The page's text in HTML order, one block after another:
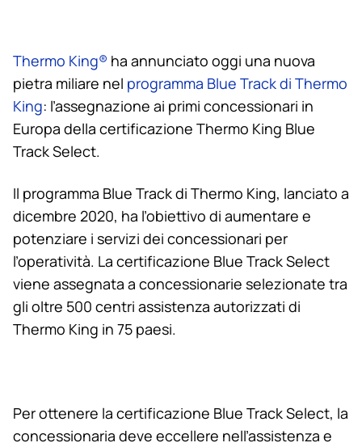
Thermo King® ha annunciato oggi una nuova
pietra miliare nel programma Blue Track di Thermo
King: l’assegnazione ai primi concessionari in
Europa della certificazione Thermo King Blue
Track Select.
Il programma Blue Track di Thermo King, lanciato a
dicembre 2020, ha l’obiettivo di aumentare e
potenziare i servizi dei concessionari per
l’operatività. La certificazione Blue Track Select
viene assegnata a concessionarie selezionate tra
gli oltre 500 centri assistenza autorizzati di
Thermo King in 75 paesi.
Per ottenere la certificazione Blue Track Select, la
concessionaria deve eccellere nell’assistenza e